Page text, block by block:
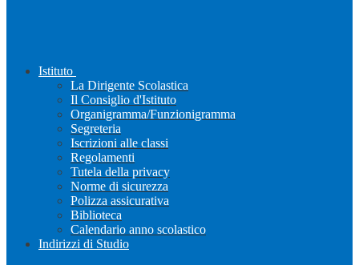
Istituto
La Dirigente Scolastica
Il Consiglio d'Istituto
Organigramma/Funzionigramma
Segreteria
Iscrizioni alle classi
Regolamenti
Tutela della privacy
Norme di sicurezza
Polizza assicurativa
Biblioteca
Calendario anno scolastico
Indirizzi di Studio